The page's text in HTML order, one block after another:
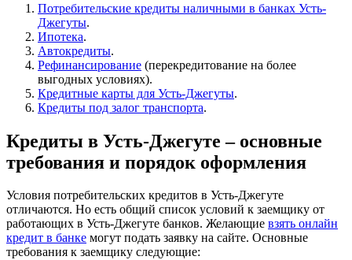
Потребительские кредиты наличными в банках Усть-
Джегуты.
Ипотека.
Автокредиты.
Рефинансирование (перекредитование на более
выгодных условиях).
Кредитные карты для Усть-Джегуты.
Кредиты под залог транспорта.
Кредиты в Усть-Джегуте – основные
требования и порядок оформления
Условия потребительских кредитов в Усть-Джегуте
отличаются. Но есть общий список условий к заемщику от
работающих в Усть-Джегуте банков. Желающие взять онлайн
кредит в банке могут подать заявку на сайте. Основные
требования к заемщику следующие: